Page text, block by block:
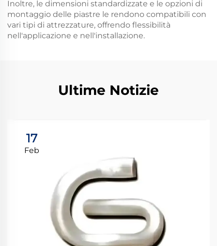
Inoltre, le dimensioni standardizzate e le opzioni di
montaggio delle piastre le rendono compatibili con
vari tipi di attrezzature, offrendo flessibilità
nell'applicazione e nell'installazione.
Ultime Notizie
17
Feb